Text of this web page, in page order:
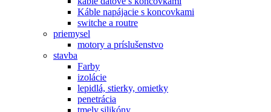
Káble napájacie s koncovkami
switche a routre
priemysel
motory a príslušenstvo
stavba
Farby
izolácie
lepidlá, stierky, omietky
penetrácia
tmely,silikóny